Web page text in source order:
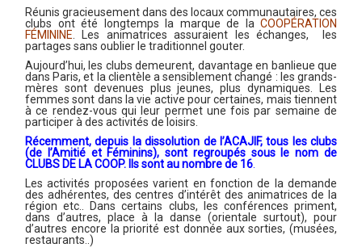
Réunis gracieusement dans des locaux communautaires, ces
clubs ont été longtemps la marque de la COOPÉRATION
FÉMININE . Les animatrices assuraient les échanges, les
partages sans oublier le traditionnel gouter.
Aujourd’hui, les clubs demeurent, davantage en banlieue que
dans Paris, et la clientèle a sensiblement changé : les grands-
mères sont devenues plus jeunes, plus dynamiques. Les
femmes sont dans la vie active pour certaines, mais tiennent
à ce rendez-vous qui leur permet une fois par semaine de
participer à des activités de loisirs.
Récemment, depuis la dissolution de l’ACAJIF, tous les clubs
(de l’Amitié et Féminins), sont regroupés sous le nom de
CLUBS DE LA COOP. Ils sont au nombre de 16
Les activités proposées varient en fonction de la demande
des adhérentes, des centres d’intérêt des animatrices de la
région etc.. Dans certains clubs, les conférences priment,
dans d’autres, place à la danse (orientale surtout), pour
d’autres encore la priorité est donnée aux sorties, (musées,
restaurants..)